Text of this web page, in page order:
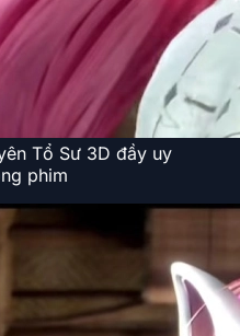
Tổ Sư 3D đầy uy
phim